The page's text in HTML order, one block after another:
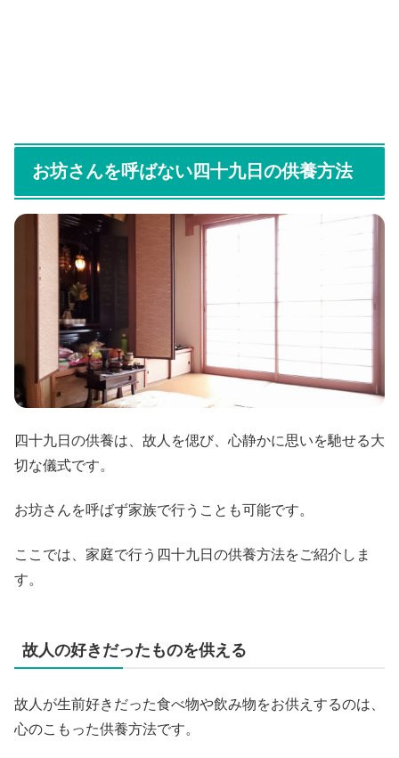
お坊さんを呼ばない四十九日の供養方法
四十九日の供養は、故人を偲び、心静かに思いを馳せる大
切な儀式です。
お坊さんを呼ばず家族で行うことも可能です。
ここでは、家庭で行う四十九日の供養方法をご紹介しま
す。
故人の好きだったものを供える
故人が生前好きだった食べ物や飲み物をお供えするのは、
心のこもった供養方法です。